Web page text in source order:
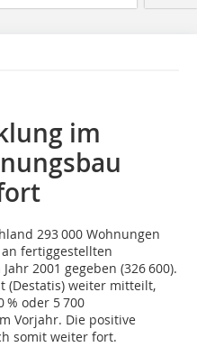
im
293 000 Wohnungen
fertiggestellten
2001 gegeben (326 600).
(Destatis) weiter mitteilt,
% oder 5 700
Vorjahr. Die positive
somit weiter fort.